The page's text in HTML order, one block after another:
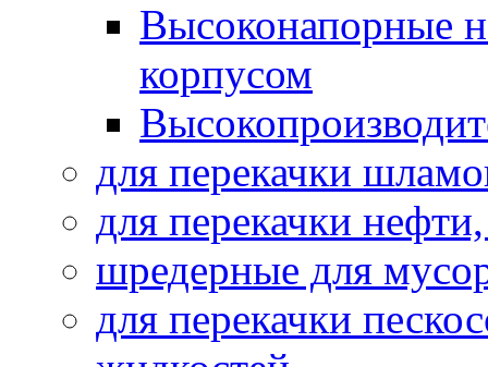
Высоконапорные
корпусом
для перекачки
для перекачки
шредерные для
для перекачки